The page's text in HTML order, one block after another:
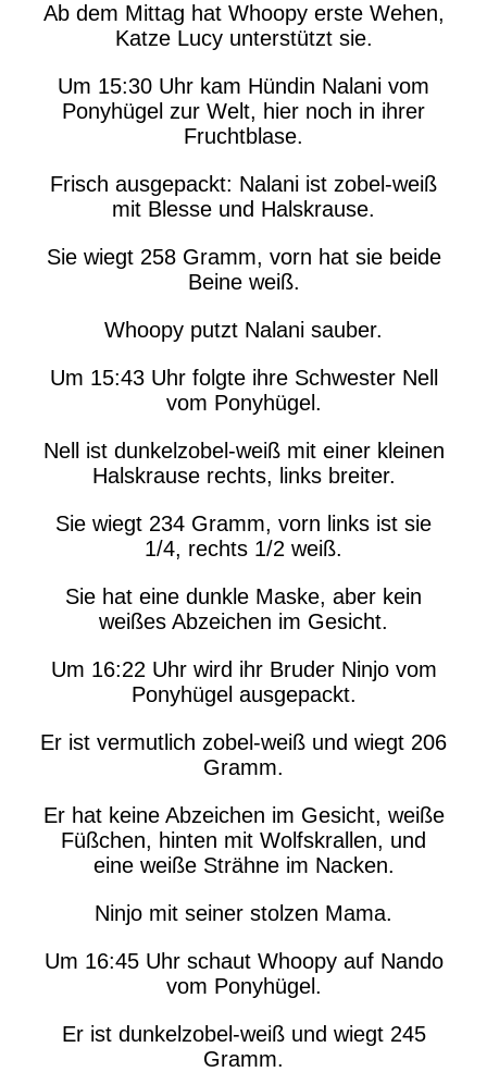
Ab dem Mittag hat Whoopy erste Wehen,
Katze Lucy unterstützt sie.
Um 15:30 Uhr kam Hündin Nalani vom
Ponyhügel zur Welt, hier noch in ihrer
Fruchtblase.
Frisch ausgepackt: Nalani ist zobel-weiß
mit Blesse und Halskrause.
Sie wiegt 258 Gramm, vorn hat sie beide
Beine weiß.
Whoopy putzt Nalani sauber.
Um 15:43 Uhr folgte ihre Schwester Nell
vom Ponyhügel.
Nell ist dunkelzobel-weiß mit einer kleinen
Halskrause rechts, links breiter.
Sie wiegt 234 Gramm, vorn links ist sie
1/4, rechts 1/2 weiß.
Sie hat eine dunkle Maske, aber kein
weißes Abzeichen im Gesicht.
Um 16:22 Uhr wird ihr Bruder Ninjo vom
Ponyhügel ausgepackt.
Er ist vermutlich zobel-weiß und wiegt 206
Gramm.
Er hat keine Abzeichen im Gesicht, weiße
Füßchen, hinten mit Wolfskrallen, und
eine weiße Strähne im Nacken.
Ninjo mit seiner stolzen Mama.
Um 16:45 Uhr schaut Whoopy auf Nando
vom Ponyhügel.
Er ist dunkelzobel-weiß und wiegt 245
Gramm.